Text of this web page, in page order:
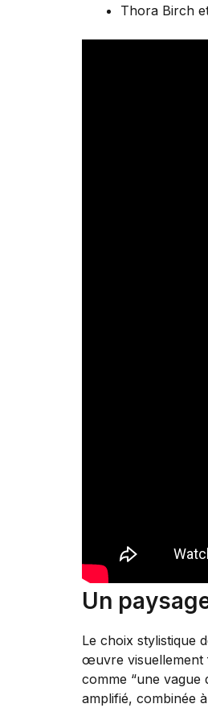
Thora Birch
Un
Le choix stylistique
œuvre visuellement
comme “une vague
amplifié, combinée